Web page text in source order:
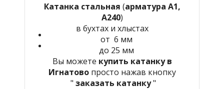
Катанка стальная (арматура А1,
А240)
в бухтах и хлыстах
от 6 мм
до 25 мм
Вы можете купить катанку в
Игнатово просто нажав кнопку
" заказать катанку"